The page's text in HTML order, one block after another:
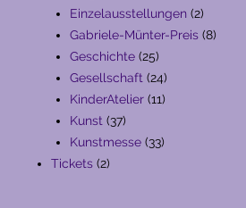
Produkte
Einzelausstellungen 22
Produkte
Gabriele-Münter-Preis 88
Geschichte 2525
Produkte
Gesellschaft 2424
Produkte
KinderAtelier 1111
Kunst 3737
Produkte
Kunstmesse 3333
Tickets 22